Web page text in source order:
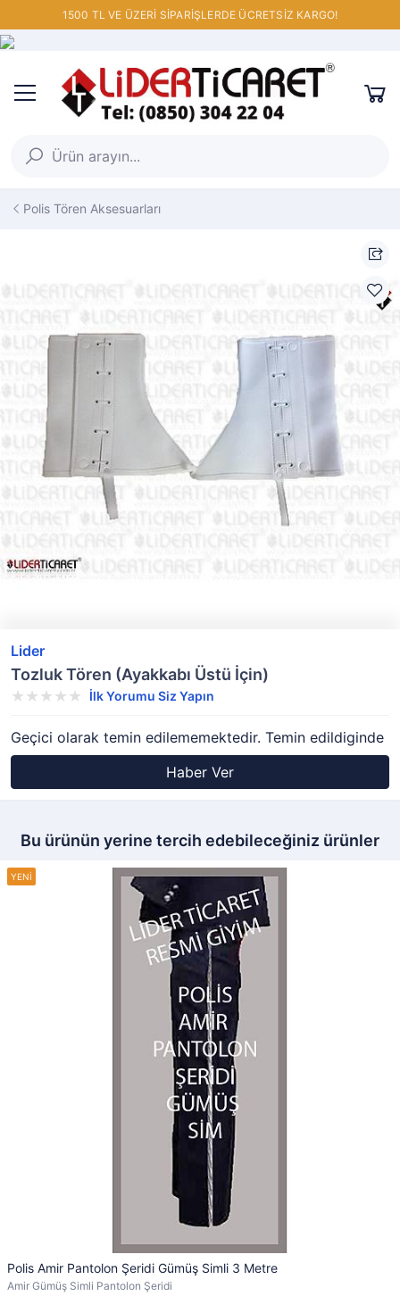
1500 TL VE ÜZERİ SİPARİŞLERDE ÜCRETSİZ KARGO!
Polis Tören Aksesuarları
Lider
Tozluk Tören (Ayakkabı Üstü İçin)
İlk Yorumu Siz Yapın
Geçici olarak temin edilememektedir. Temin edildiginde
Haber Ver
Bu ürünün yerine tercih edebileceğiniz ürünler
Polis Amir Pantolon Şeridi Gümüş Simli 3 Metre
Amir Gümüş Simli Pantolon Şeridi